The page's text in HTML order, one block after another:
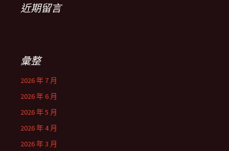
近期留言
彙整
2026 年 7 月
2026 年 6 月
2026 年 5 月
2026 年 4 月
2026 年 3 月